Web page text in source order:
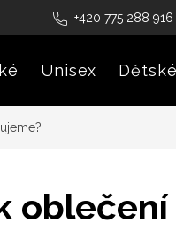
+420 775 288 916
Unisex Dětské